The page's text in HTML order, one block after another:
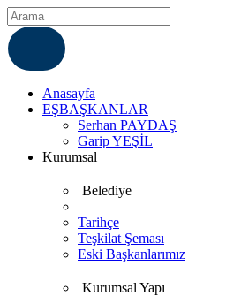
Anasayfa
EŞBAŞKANLAR
Serhan PAYDAŞ
Garip YEŞİL
Kurumsal
Belediye
Tarihçe
Teşkilat Şeması
Eski Başkanlarımız
Kurumsal Yapı